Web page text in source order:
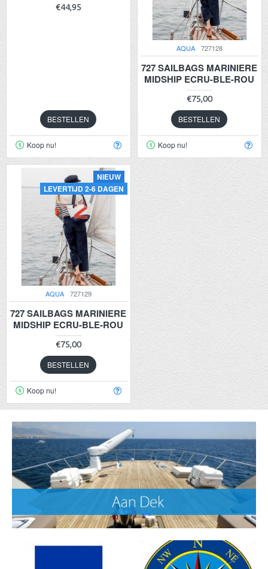
€44,95
BESTELLEN
Koop nu!
AQUA 727128
727 SAILBAGS MARINIERE
MIDSHIP ECRU-BLE-ROU
€75,00
BESTELLEN
Koop nu!
NIEUW
LEVERTIJD 2-6 DAGEN
AQUA 727129
727 SAILBAGS MARINIERE
MIDSHIP ECRU-BLE-ROU
€75,00
BESTELLEN
Koop nu!